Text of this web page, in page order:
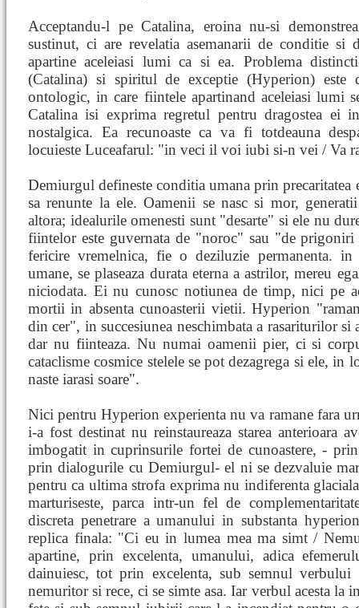
Acceptandu-l pe Catalina, eroina nu-si
sustinut, ci are revelatia asemanarii de conditie si
apartine aceleiasi lumi ca si ea. Problema
(Catalina) si spiritul de exceptie (Hyperion) este
ontologic, in care fiintele apartinand aceleiasi lumi
Catalina isi exprima regretul pentru dragostea ei
nostalgica. Ea recunoaste ca va fi totdeauna
locuieste Luceafarul: "in veci il voi iubi si-n vei / Va
Demiurgul defineste conditia umana prin precaritatea
sa renunte la ele. Oamenii se nasc si mor,
altora; idealurile omenesti sunt "desarte" si ele nu
fiintelor este guvernata de "noroc" sau "de
fericire vremelnica, fie o deziluzie permanenta.
umane, se plaseaza durata eterna a astrilor, mereu
niciodata. Ei nu cunosc notiunea de timp, nici pe
mortii in absenta cunoasterii vietii. Hyperion
din cer", in succesiunea neschimbata a rasariturilor
dar nu fiinteaza. Nu numai oamenii pier, ci si
cataclisme cosmice stelele se pot dezagrega si ele, in
naste iarasi soare".
Nici pentru Hyperion experienta nu va ramane fara
i-a fost destinat nu reinstaureaza starea anterioara
imbogatit in cuprinsurile fortei de cunoastere, -
prin dialogurile cu Demiurgul- el ni se dezvaluie
pentru ca ultima strofa exprima nu indiferenta
marturiseste, parca intr-un fel de
discreta penetrare a umanului in substanta
replica finala: "Ci eu in lumea mea ma simt /
apartine, prin excelenta, umanului, adica
dainuiesc, tot prin excelenta, sub semnul
nemuritor si rece, ci se simte asa. Iar verbul acesta la